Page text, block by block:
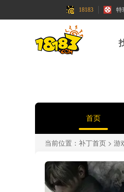
18183 特
首页
当前位置： 补丁首页 > 游